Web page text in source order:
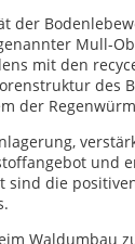
der
Mull-
mit den
des
der
und
sind die
Waldumbau